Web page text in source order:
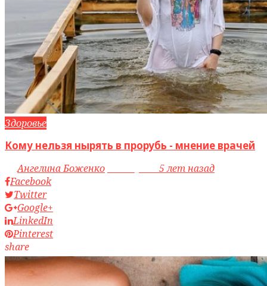
Здоровье
Кому нельзя нырять в прорубь - мнение врачей
byАнгелина Боженко
5 лет назад
Facebook
Twitter
Google+
LinkedIn
Pinterest
share